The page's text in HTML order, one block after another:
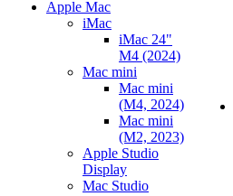
Apple Mac
iMac
iMac 24"
M4 (2024)
Mac mini
Mac mini
(M4, 2024)
Mac mini
(M2, 2023)
Apple Studio
Display
Mac Studio